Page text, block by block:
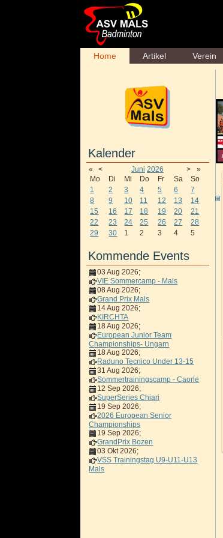
Home Artikel Verein
Kalender
« < Juni 2026 >
»
Mo
Di Mi Do Fr Sa
So
1
2 3 4 5 6
7
8
9 10 11 12 13
14
15
16 17 18 19 20
21
22
23 24 25 26 27
28
29
30 1 2 3 4 5
Kommende Events
03 Aug 2026;
VIE Sommercamp - Mals
08 Aug 2026;
Grand Prix Mals
14 Aug 2026;
KIRCHTA
18 Aug 2026;
European Junior Team
Championships- Ungarn
18 Aug 2026;
Raduno Tecnico Under 13-15
31 Aug 2026;
Sommertrainingscamp - Caorle
12 Sep 2026;
SuperSeries Chiari
19 Sep 2026;
2026 European Senior
Championships
19 Sep 2026;
GrandPrix Bozen
03 Okt 2026;
VSS Trainingstag U9-U11-U13
Mals